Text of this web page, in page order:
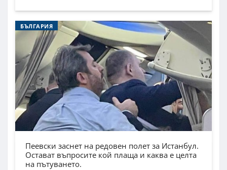
БЪЛГАРИЯ
Пеевски заснет на редовен полет за Истанбул.
Остават въпросите кой плаща и каква е целта
на пътуването.